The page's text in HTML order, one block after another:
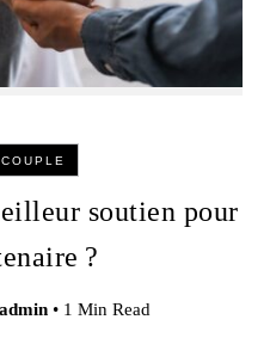
soutien pour
?
admin • 1 Min Read